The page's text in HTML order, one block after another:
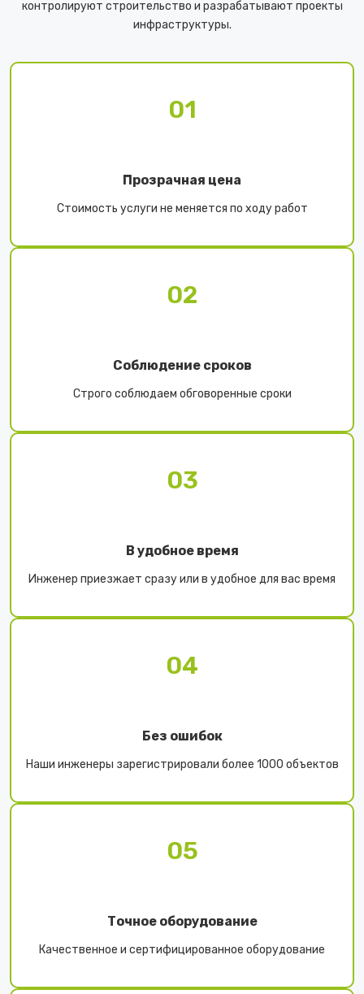
контролируют строительство и разрабатывают проекты
инфраструктуры.
01
Прозрачная цена
Стоимость услуги не меняется по ходу работ
02
Соблюдение сроков
Строго соблюдаем обговоренные сроки
03
В удобное время
Инженер приезжает сразу или в удобное для вас время
04
Без ошибок
Наши инженеры зарегистрировали более 1000 объектов
05
Точное оборудование
Качественное и сертифицированное оборудование